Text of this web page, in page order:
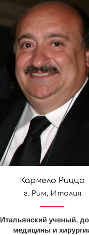
Кармело Риццо
г. Рим, Италия
Итальянский ученый,
медицины и